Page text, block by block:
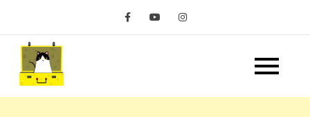
content
嘿 我要旅行 Hey Travel
Life